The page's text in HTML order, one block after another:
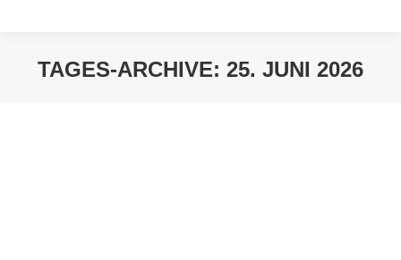
TAGES-ARCHIVE: 25. JUNI 2026